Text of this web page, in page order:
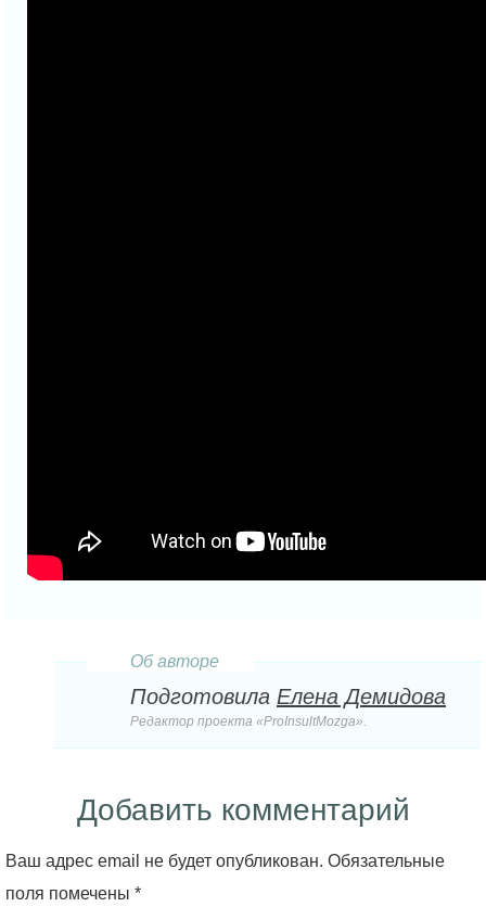
Об авторе
Подготовила Елена Демидова
Редактор проекта «ProInsultMozga».
Добавить комментарий
Ваш адрес email не будет опубликован. Обязательные
поля помечены *